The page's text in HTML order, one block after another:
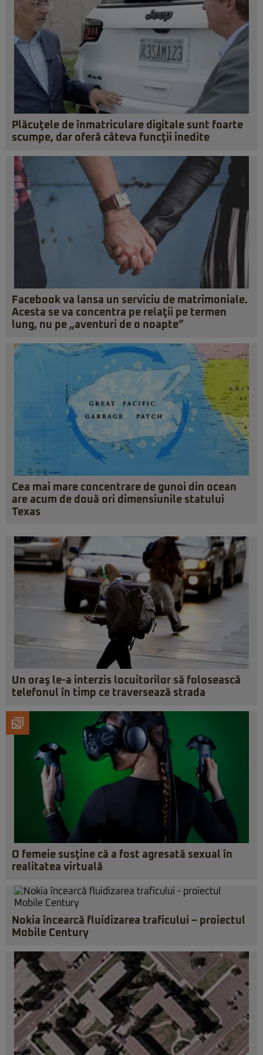
Plăcuţele de înmatriculare digitale sunt foarte
scumpe, dar oferă câteva funcţii inedite
Facebook va lansa un serviciu de matrimoniale.
Acesta se va concentra pe relaţii pe termen
lung, nu pe „aventuri de o noapte”
Cea mai mare concentrare de gunoi din ocean
are acum de două ori dimensiunile statului
Texas
Un oraş le-a interzis locuitorilor să folosească
telefonul în timp ce traversează strada
O femeie susţine că a fost agresată sexual în
realitatea virtuală
Nokia încearcă fluidizarea traficului – proiectul
Mobile Century